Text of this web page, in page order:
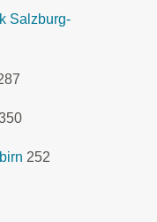
Salzburg-
252